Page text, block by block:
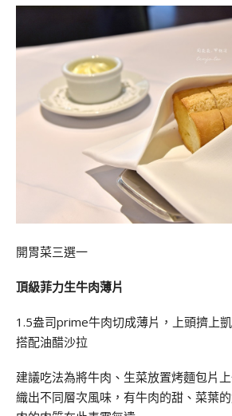
開胃菜三選一
頂級菲力生牛肉薄片
1.5盎司prime牛肉切成薄片，上頭擠上
搭配油醋沙拉
建議吃法為將牛肉、生菜放置烤麵包片
織出不同層次風味，有牛肉的甜、菜葉